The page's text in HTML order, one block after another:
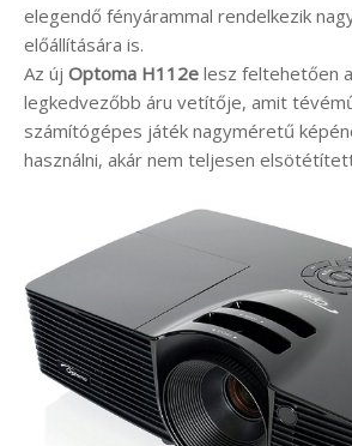
elegendő fényárammal rendelkezik
előállítására is.
Az új Optoma H112e lesz feltehetően
legkedvezőbb áru vetítője, amit
számítógépes játék nagyméretű
használni, akár nem teljesen